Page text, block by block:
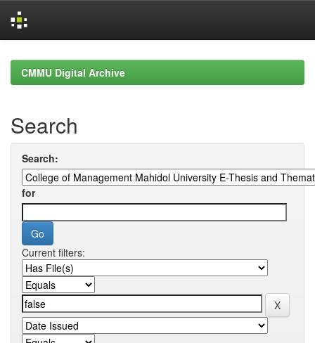
navigationCMMU Digital Archive
Search
Search:
for
Current filters: